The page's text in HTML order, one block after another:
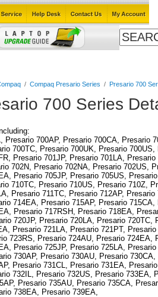
/ Compaq Presario Series / Presario 700
700 Series
Presario 700AP, Presario 700CA, Presario
700TC, Presario 700UK, Presario
Presario 701JP, Presario 701LA,
702N, Presario 702NA, Presario 702US,
Presario 705JP, Presario 705US,
710TC, Presario 710US, Presario 710Z,
Presario 711TC, Presario 712AP,
714EA, Presario 715AP, Presario
Presario 717RSH, Presario 718EA,
720JP, Presario 720LA, Presario 720TC,
Presario 721LA, Presario 721PT,
723RS, Presario 724AU, Presario 724EA,
Presario 725JP, Presario 725LA,
730AP, Presario 730AU, Presario
Presario 731CL, Presario 731EA,
732IL, Presario 732US, Presario 733EA,
Presario 735AU, Presario 735CA,
738EA, Presario 739EA,